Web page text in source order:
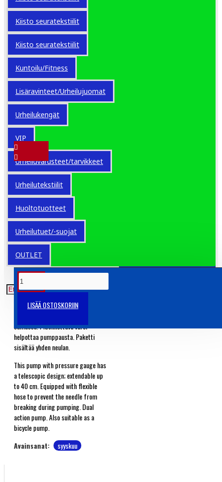
Kiisto seuratekstiilit
Kiisto seuratekstiilit
Kuntoilu/Fitness
Lisäravinteet/Urheilujuomat
Urheilukengät
VIP
Urheiluvarusteet/tarvikkeet
Urheilutekstiilit
Huoltotuotteet
Urheilutuet/-suojat
OUTLET
29.90€
Veroton: 23.82€
VARASTOSSA
Model:Stanno Pump
with pressure gauge
LISÄÄ OSTOSKORIIN
TUOTETIEDOT
samassa! Pidennettävä varsi
helpottaa pumppausta. Paketti
sisältää yhden neulan.
This pump with pressure gauge has
a telescopic design; extendable up
to 40 cm. Equipped with flexible
hose to prevent the needle from
breaking during pumping. Dual
action pump. Also suitable as a
bicycle pump.
Avainsanat:
syyskuu